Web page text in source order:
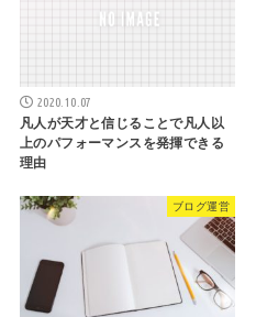
2020.10.07
凡人が天才と信じることで凡人以
上のパフォーマンスを発揮できる
理由
ブログ運営